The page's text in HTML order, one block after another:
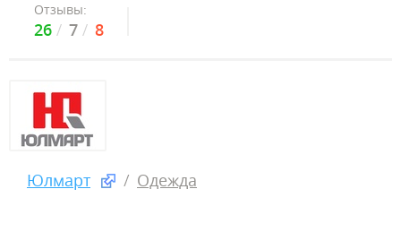
Отзывы:
26 7 8
Юлмарт Одежда